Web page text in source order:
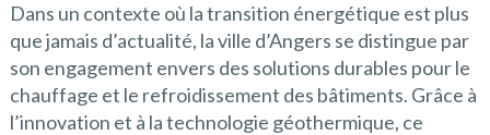
Dans un contexte où la transition énergétique est plus
que jamais d’actualité, la ville d’Angers se distingue par
son engagement envers des solutions durables pour le
chauffage et le refroidissement des bâtiments. Grâce à
l’innovation et à la technologie géothermique, ce